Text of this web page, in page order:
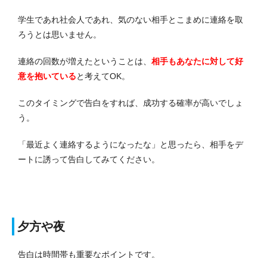
学生であれ社会人であれ、気のない相手とこまめに連絡を取
ろうとは思いません。
連絡の回数が増えたということは、 相手もあなたに対して好
意を抱いていると考えてOK。
このタイミングで告白をすれば、成功する確率が高いでしょ
う。
「最近よく連絡するようになったな」と思ったら、相手をデ
ートに誘って告白してみてください。
夕方や夜
告白は時間帯も重要なポイントです。